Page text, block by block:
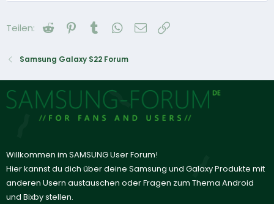
Teilen: Reddit Pinterest
Tumblr WhatsApp
E-Mail
Samsung Galaxy S22 Forum
Willkommen im SAMSUNG User Forum!
Hier kannst du dich über deine Samsung und Galaxy Produkte mit
anderen Usern austauschen oder Fragen zum Thema Android
und Bixby stellen.